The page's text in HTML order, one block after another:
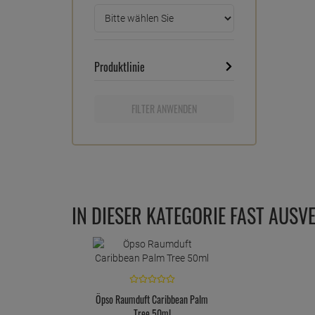
Produktlinie
FILTER ANWENDEN
IN DIESER KATEGORIE FAST
Öpso Raumduft Caribbean Palm